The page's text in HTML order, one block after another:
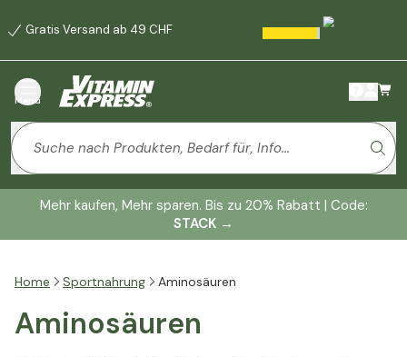
Gratis Versand ab 49 CHF
Menü
Mehr kaufen, Mehr sparen. Bis zu 20% Rabatt | Code:
STACK →
Home Sportnahrung Aminosäuren
Aminosäuren